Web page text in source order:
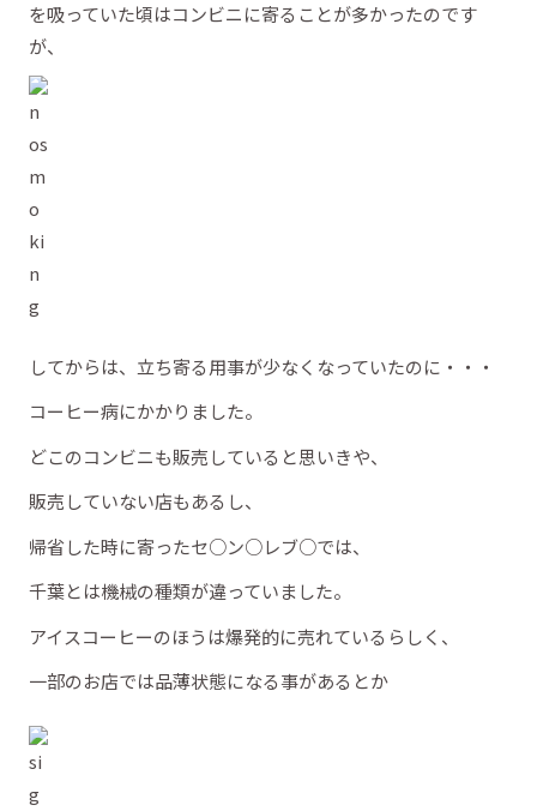
を吸っていた頃はコンビニに寄ることが多かったのです
が、
してからは、立ち寄る用事が少なくなっていたのに・・・
コーヒー病にかかりました。
どこのコンビニも販売していると思いきや、
販売していない店もあるし、
帰省した時に寄ったセ○ン○レブ○では、
千葉とは機械の種類が違っていました。
アイスコーヒーのほうは爆発的に売れているらしく、
一部のお店では品薄状態になる事があるとか